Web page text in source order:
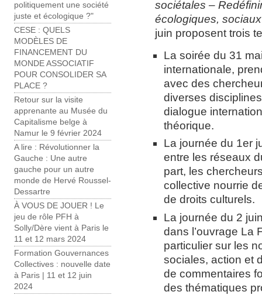
politiquement une société
juste et écologique ?"
CESE : QUELS
MODÈLES DE
FINANCEMENT DU
MONDE ASSOCIATIF
POUR CONSOLIDER SA
PLACE ?
Retour sur la visite
apprenante au Musée du
Capitalisme belge à
Namur le 9 février 2024
A lire : Révolutionner la
Gauche : Une autre
gauche pour un autre
monde de Hervé Roussel-
Dessartre
À VOUS DE JOUER ! Le
jeu de rôle PFH à
Solly/Dère vient à Paris le
11 et 12 mars 2024
Formation Gouvernances
Collectives : nouvelle date
à Paris | 11 et 12 juin
2024
sociétales –
écologiques,
juin proposent trois
La soirée du 31
internationale,
avec des
diverses
dialogue
théorique.
La journée du 1er
entre les réseaux
part, les
collective nourrie
de droits culturels.
La journée du 2
dans l’ouvrage La
particulier sur les
sociales, action et
de commentaires
des thématiques